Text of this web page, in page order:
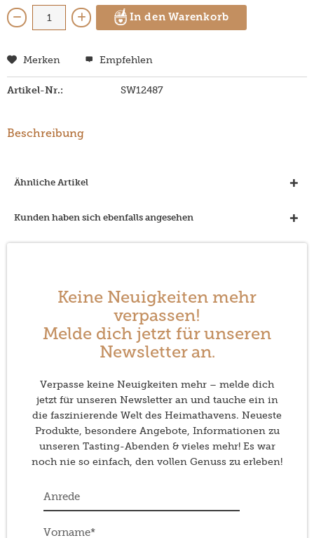
In den Warenkorb
Merken Empfehlen
Artikel-Nr.: SW12487
Beschreibung
Ähnliche Artikel
Kunden haben sich ebenfalls angesehen
Keine Neuigkeiten mehr
verpassen!
Melde dich jetzt für unseren
Newsletter an.
Verpasse keine Neuigkeiten mehr – melde dich
jetzt für unseren Newsletter an und tauche ein in
die faszinierende Welt des Heimathavens. Neueste
Produkte, besondere Angebote, Informationen zu
unseren Tasting-Abenden & vieles mehr! Es war
noch nie so einfach, den vollen Genuss zu erleben!